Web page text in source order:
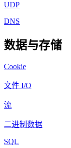
UDP
DNS
数据与存储
Cookie
文件 I/O
流
二进制数据
SQL